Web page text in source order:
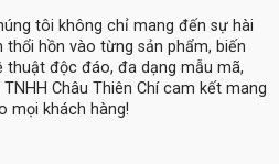
tôi không chỉ mang đến sự hài
hồn vào từng sản phẩm, biến
thuật độc đáo, đa dạng mẫu mã,
Châu Thiên Chí cam kết mang
mọi khách hàng!